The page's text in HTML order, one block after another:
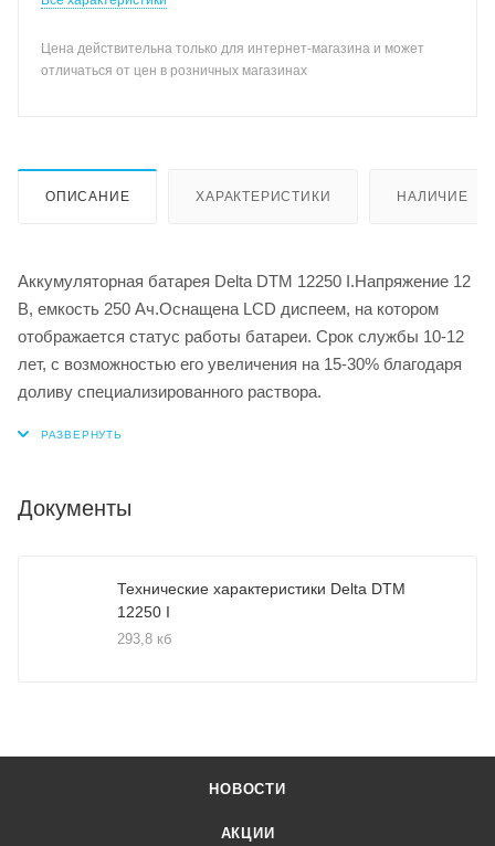
Цена действительна только для интернет-магазина и может
отличаться от цен в розничных магазинах
ОПИСАНИЕ ХАРАКТЕРИСТИКИ НАЛИЧИЕ
Аккумуляторная батарея Delta DTM 12250 I.Напряжение 12
В, емкость 250 Ач.Оснащена LCD диспеем, на котором
отображается статус работы батареи. Срок службы 10-12
лет, с возможностью его увеличения на 15-30% благодаря
доливу специализированного раствора.
Документы
Технические характеристики Delta DTM
12250 I
293,8 кб
НОВОСТИ
АКЦИИ